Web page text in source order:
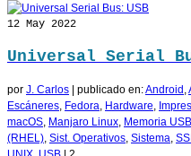
12 May 2022
Universal Serial
por J. Carlos publicado en:Android ,
Escáneres, Fedora, Hardware,
macOS, Manjaro Linux, Memoria USB
(RHEL), Sist. Operativos, Sistema,